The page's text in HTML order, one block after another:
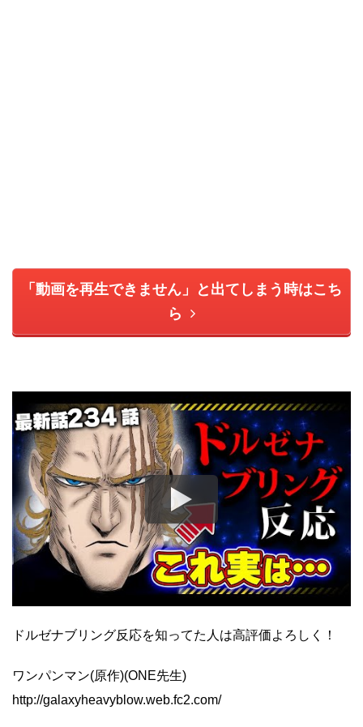
「動画を再生できません」と出てしまう時はこち
ら
ドルゼナブリング反応を知ってた人は高評価よろしく！
ワンパンマン(原作)(ONE先生)
http://galaxyheavyblow.web.fc2.com/